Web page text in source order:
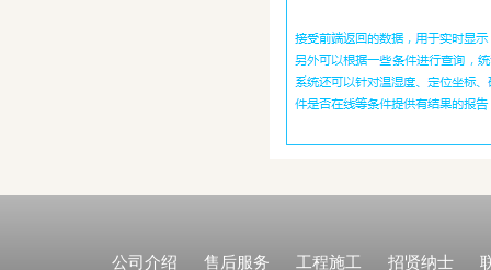
公司介绍 售后服务 工程施工 招贤纳士